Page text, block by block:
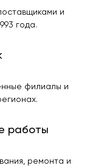
и
года.
филиалы и
работы
ремонта и